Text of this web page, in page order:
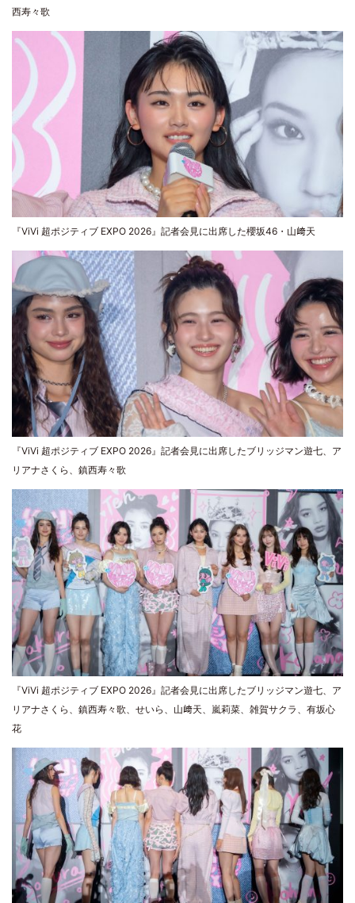
西寿々歌
『ViVi 超ポジティブ EXPO 2026』記者会見に出席した櫻坂46・山﨑天
『ViVi 超ポジティブ EXPO 2026』記者会見に出席したブリッジマン遊七、ア
リアナさくら、鎮西寿々歌
『ViVi 超ポジティブ EXPO 2026』記者会見に出席したブリッジマン遊七、ア
リアナさくら、鎮西寿々歌、せいら、山﨑天、嵐莉菜、雑賀サクラ、有坂心
花